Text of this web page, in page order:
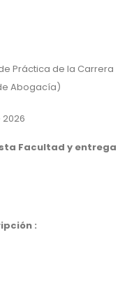
Práctica de la Carrera
Abogacía)
2026
Facultad y entrega
: